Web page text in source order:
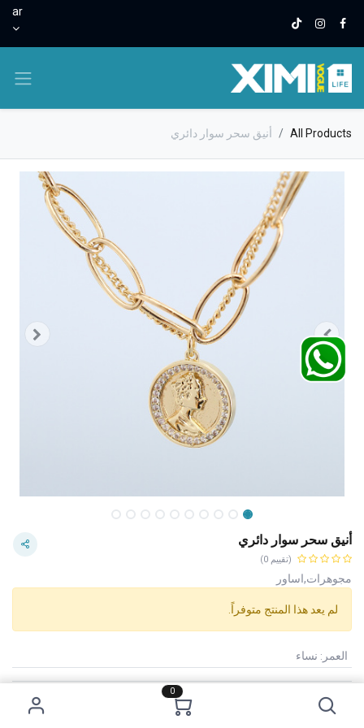
0
ar
All Products أنيق سحر سوار دائري
أنيق سحر سوار دائري
(تقييم 0)
مجوهرات,اساور
لم يعد هذا المنتج متوفراً.
العمر : نساء
Category:
Tags: